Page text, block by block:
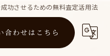
功させるための無料査定活用法
合わせはこちら